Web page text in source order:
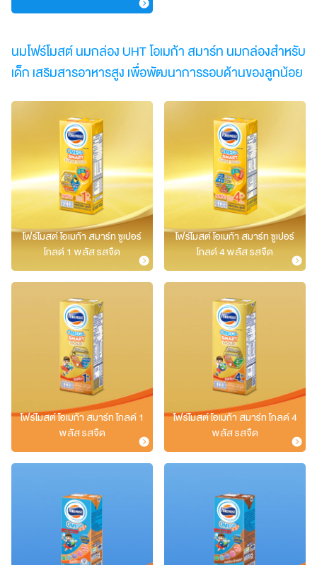
นมโฟร์โมสต์ นมกล่อง UHT โอเมก้า สมาร์ท นมกล่องสำหรับ
เด็ก เสริมสารอาหารสูง เพื่อพัฒนาการรอบด้านของลูกน้อย​
โฟร์โมสต์ โอเมก้า สมาร์ท ซูเปอร์
โกลด์ 1 พลัส รสจืด
โฟร์โมสต์ โอเมก้า สมาร์ท ซูเปอร์
โกลด์ 4 พลัส รสจืด
โฟร์โมสต์ โอเมก้า สมาร์ท โกลด์ 1
พลัส รสจืด
โฟร์โมสต์ โอเมก้า สมาร์ท โกลด์ 4
พลัส รสจืด